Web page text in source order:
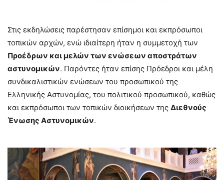
Στις εκδηλώσεις παρέστησαν επίσημοι και εκπρόσωποι
τοπικών αρχών, ενώ ιδιαίτερη ήταν η συμμετοχή των
Προέδρων και μελών των ενώσεων αποστράτων
αστυνομικών. Παρόντες ήταν επίσης Πρόεδροι και μέλη
συνδικαλιστικών ενώσεων του προσωπικού της
Ελληνικής Αστυνομίας, του πολιτικού προσωπικού, καθώς
και εκπρόσωποι των τοπικών διοικήσεων της Διεθνούς
Ένωσης Αστυνομικών.